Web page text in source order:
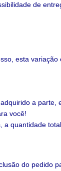
de
esta variação
a parte,
você!
quantidade
do pedido